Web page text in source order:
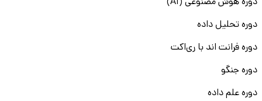
دوره تحلیل داده
دوره فرانت اند با ری‌اکت
دوره جنگو
دوره علم داده